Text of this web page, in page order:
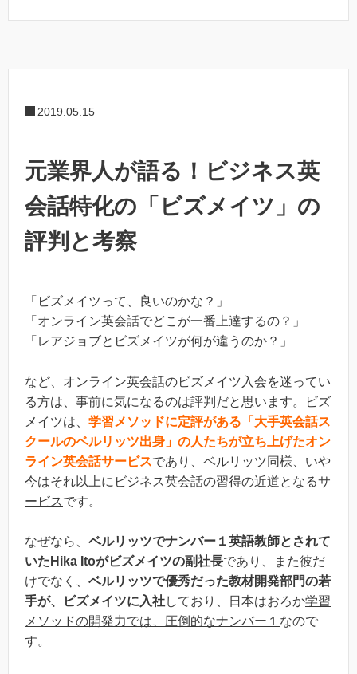
2019.05.15
元業界人が語る！ビジネス英
会話特化の「ビズメイツ」の
評判と考察
「ビズメイツって、良いのかな？」
「オンライン英会話でどこが一番上達するの？」
「レアジョブとビズメイツが何が違うのか？」
など、オンライン英会話のビズメイツ入会を迷ってい
る方は、事前に気になるのは評判だと思います。ビズ
メイツは、 学習メソッドに定評がある「大手英会話ス
クールのベルリッツ出身」の人たちが立ち上げたオン
ライン英会話サービスであり、ベルリッツ同様、いや
今はそれ以上に ビジネス英会話の習得の近道となるサ
ービスです。
なぜなら、 ベルリッツでナンバー１英語教師とされて
いたHika Itoがビズメイツの副社長であり、また彼だ
けでなく、 ベルリッツで優秀だった教材開発部門の若
手が、ビズメイツに入社しており、日本はおろか学習
メソッドの開発力では、圧倒的なナンバー１ なので
す。